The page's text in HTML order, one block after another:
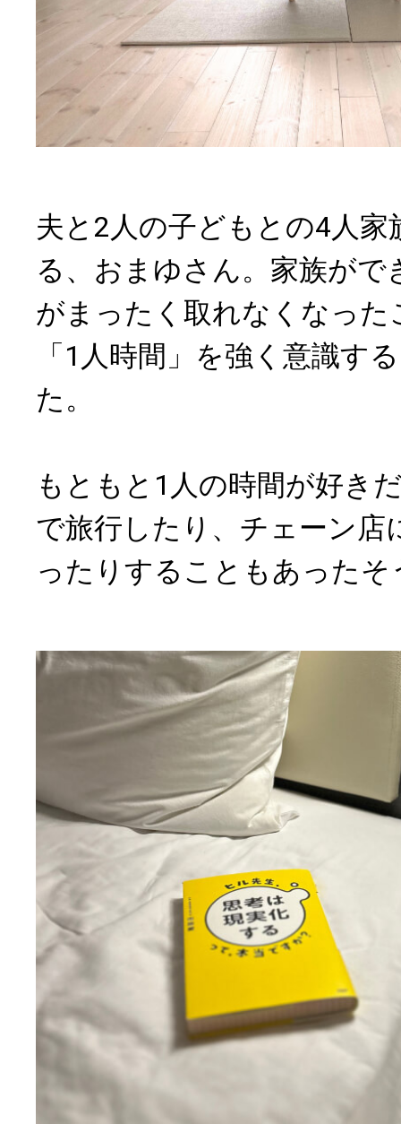
夫と2人の子どもとの4人家
る、おまゆさん。家族がで
がまったく取れなくなっ
「1人時間」を強く意識す
た。
もともと1人の時間が好き
で旅行したり、チェーン店
ったりすることもあったそ